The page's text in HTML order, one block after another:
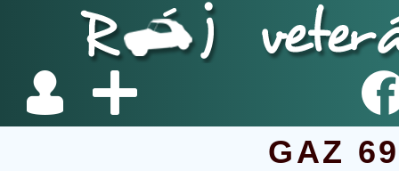
GAZ 69